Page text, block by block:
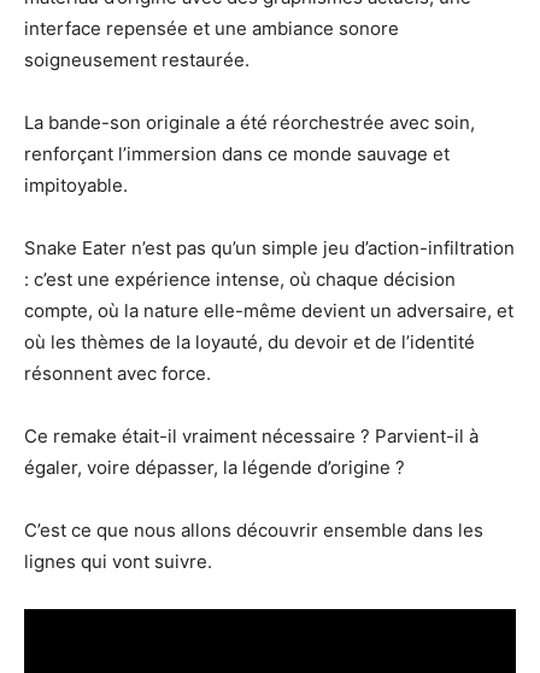
interface repensée et une ambiance sonore
soigneusement restaurée.
La bande-son originale a été réorchestrée avec soin,
renforçant l’immersion dans ce monde sauvage et
impitoyable.
Snake Eater n’est pas qu’un simple jeu d’action-infiltration
: c’est une expérience intense, où chaque décision
compte, où la nature elle-même devient un adversaire, et
où les thèmes de la loyauté, du devoir et de l’identité
résonnent avec force.
Ce remake était-il vraiment nécessaire ? Parvient-il à
égaler, voire dépasser, la légende d’origine ?
C’est ce que nous allons découvrir ensemble dans les
lignes qui vont suivre.